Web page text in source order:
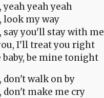
yeah yeah
look my way
say you'll stay with me
I'll treat you right
baby, be mine tonight
don't walk on by
don't make me cry